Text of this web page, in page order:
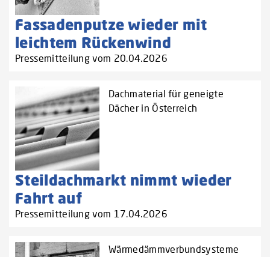
Fassadenputze wieder mit
leichtem Rückenwind
Pressemitteilung vom 20.04.2026
Dachmaterial für geneigte
Dächer in Österreich
Steildachmarkt nimmt wieder
Fahrt auf
Pressemitteilung vom 17.04.2026
Wärmedämmverbundsysteme